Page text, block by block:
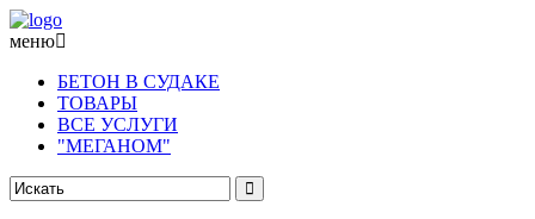
меню
БЕТОН В СУДАКЕ
ТОВАРЫ
ВСЕ УСЛУГИ
"МЕГАНОМ"